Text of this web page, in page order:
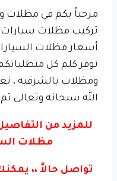
مرحباً بكم في مظلات
تركيب مظلات سيارات
أسعار مظلات
نوفر كلم كل
ومظلات بالشرقيه ،
الله سبحانه وتعالى
للمزيد من
مظلات
تواصل حالاً ،،